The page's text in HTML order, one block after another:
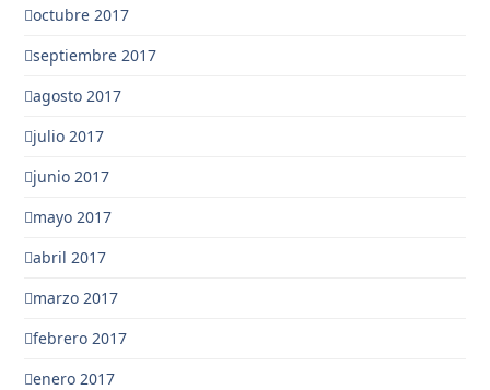
octubre 2017
septiembre 2017
agosto 2017
julio 2017
junio 2017
mayo 2017
abril 2017
marzo 2017
febrero 2017
enero 2017